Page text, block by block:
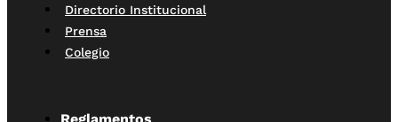
Directorio Institucional
Prensa
Colegio